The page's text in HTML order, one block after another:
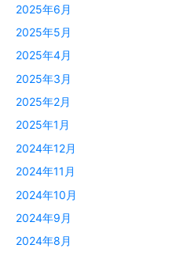
2025年6月
2025年5月
2025年4月
2025年3月
2025年2月
2025年1月
2024年12月
2024年11月
2024年10月
2024年9月
2024年8月